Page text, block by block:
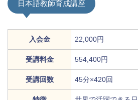
日本語教師育成講座
入会金 22,000円
受講料金 554,400円
受講回数 45分×420回